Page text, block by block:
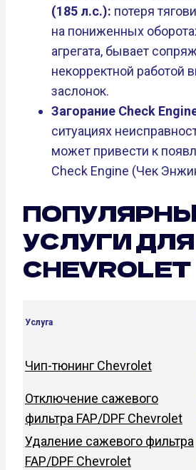
(185 л.с.): потеря
на пониженных
агрегата, бывает
некорректной работой
заслонок.
Загорание Check
ситуациях
может привести к
Check Engine (Чек
УСЛУГИ ДЛЯ
CHEVROLET
Услуга
Чип-тюнинг Chevrolet
Отключение сажевого
фильтра FAP/DPF Chevrolet
Удаление сажевого фильтра
FAP/DPF Chevrolet